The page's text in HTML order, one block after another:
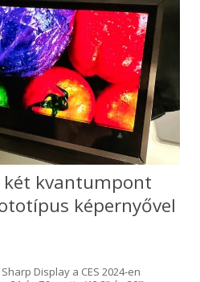
két kvantumpont
képernyővel
Display a CES 2024-en